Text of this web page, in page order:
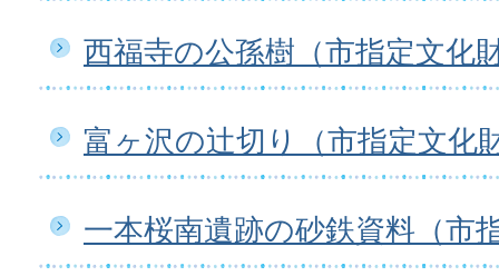
西福寺の公孫樹（市指定文化
富ヶ沢の辻切り（市指定文化
一本桜南遺跡の砂鉄資料（市